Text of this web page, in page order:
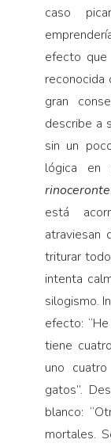
caso
efecto que
reconocida
gran
describe a
sin un
lógica
rinoceronte
está
atraviesan
triturar
intenta
silogismo.
efecto:
tiene
uno
gatos”.
blanco:
mortales.